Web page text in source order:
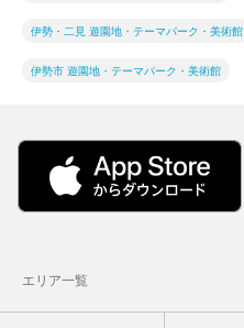
伊勢・二見 遊園地・テーマパーク・美術館
伊勢市 遊園地・テーマパーク・美術館
エリア一覧